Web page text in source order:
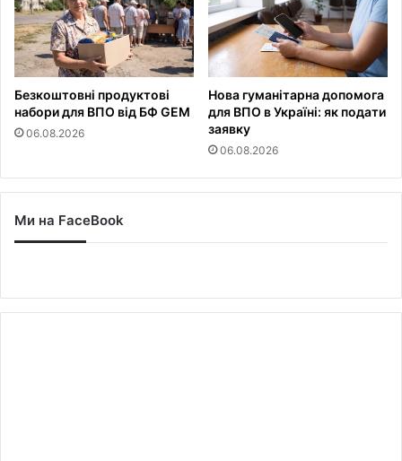
Безкоштовні продуктові
набори для ВПО від БФ GEM
06.08.2026
Нова гуманітарна допомога
для ВПО в Україні: як подати
заявку
06.08.2026
Ми на FaceBook